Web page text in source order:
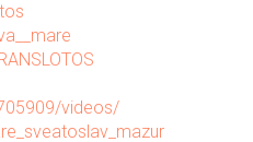
videos/